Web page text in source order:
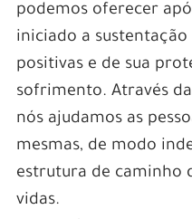
podemos oferecer
iniciado a sustentação
positivas e de sua
sofrimento. Através
nós ajudamos as
mesmas, de modo
estrutura de caminho
vidas.